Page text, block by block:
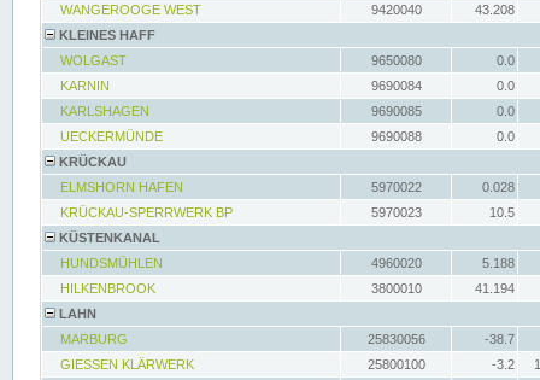
WANGEROOGE WEST
9420040
43.208
KLEINES HAFF
WOLGAST
9650080
0.0
KARNIN
9690084
0.0
KARLSHAGEN
9690085
0.0
UECKERMÜNDE
9690088
0.0
KRÜCKAU
ELMSHORN HAFEN
5970022
0.028
KRÜCKAU-SPERRWERK BP
5970023
10.5
KÜSTENKANAL
HUNDSMÜHLEN
4960020
5.188
HILKENBROOK
3800010
41.194
LAHN
MARBURG
25830056
-38.7
GIESSEN KLÄRWERK
25800100 -3.2